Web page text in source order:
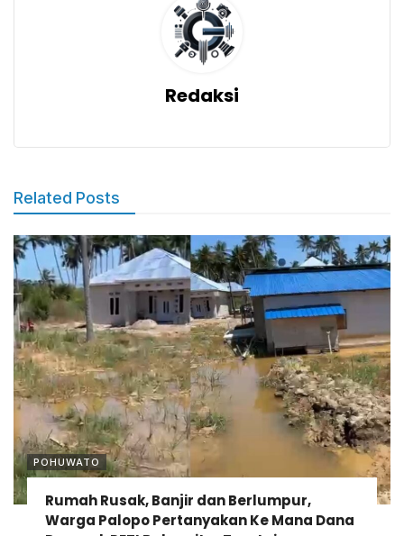
Redaksi
Related Posts
POHUWATO
Rumah Rusak, Banjir dan Berlumpur,
Warga Palopo Pertanyakan Ke Mana Dana